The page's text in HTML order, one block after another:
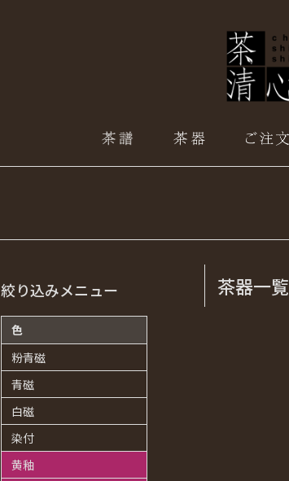
絞り込みメニュー
色
粉青磁
青磁
白磁
染付
黄釉
茶器一覧